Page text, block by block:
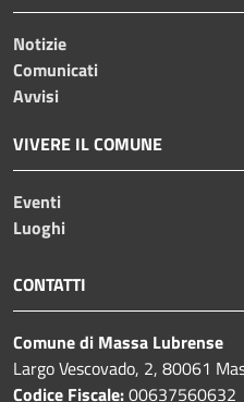
Notizie
Comunicati
Avvisi
VIVERE IL COMUNE
Eventi
Luoghi
CONTATTI
Comune di Massa Lubrense
Largo Vescovado, 2, 80061
Codice Fiscale:00637560632